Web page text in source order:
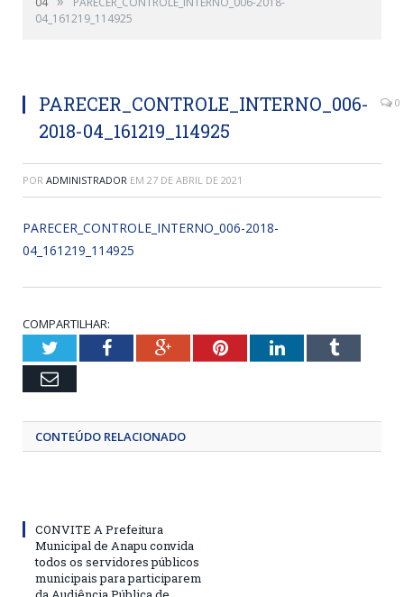
04_161219_114925
PARECER_CONTROLE_INTERNO_006-
2018-04_161219_114925
0
POR ADMINISTRADOR EM 27 DE ABRIL DE 2021
PARECER_CONTROLE_INTERNO_006-2018-
04_161219_114925
COMPARTILHAR:
TwitterFacebookGoogle+PinterestLinkedInTumblr
Email
CONTEÚDO RELACIONADO
CONVITE A Prefeitura
Municipal de Anapu convida
todos os servidores públicos
municipais para participarem